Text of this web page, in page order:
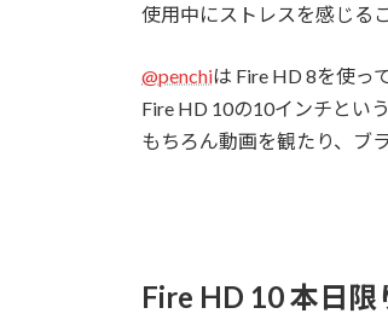
使用中にストレスを感じる
@penchiは Fire HD 8を使っ
Fire HD 10の10インチとい
もちろん動画を観たり、ブ
Fire HD 10 本日限